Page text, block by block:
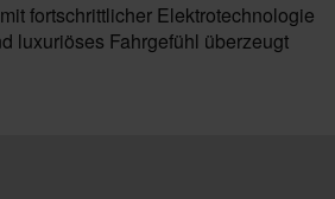
fortschrittlicher Elektrotechnologie
luxuriöses Fahrgefühl überzeugt